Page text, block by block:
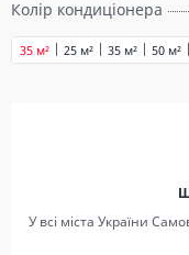
Колір кондиціонера
25 м² 35 м² 50 м²
35 м²
У всі міста України